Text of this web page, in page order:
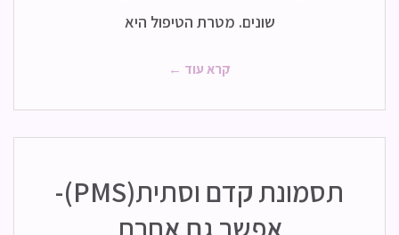
שונים. מטרת הטיפול היא
קרא עוד ←
תסמונת קדם וסתית(PMS)-
אפשר גם אחרת